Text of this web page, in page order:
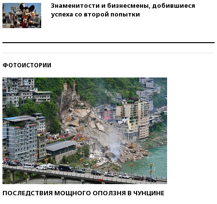
Знаменитости и бизнесмены, добившиеся
успеха со второй попытки
ФОТОИСТОРИИ
ПОСЛЕДСТВИЯ МОЩНОГО ОПОЛЗНЯ В ЧУНЦИНЕ